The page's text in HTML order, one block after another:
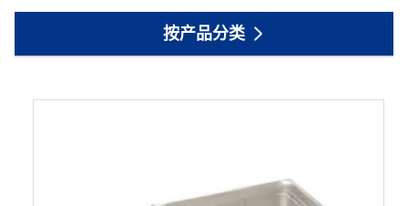
按产品分类